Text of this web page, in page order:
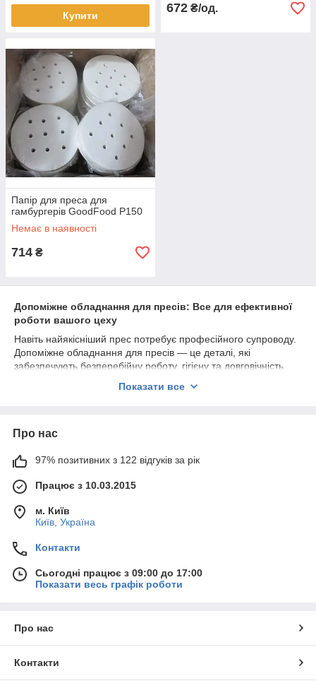
Купити
672 ₴/од.
Папір для преса для
гамбургерів GoodFood P150
Немає в наявності
714 ₴
Допоміжне обладнання для пресів: Все для ефективної
роботи вашого цеху
Навіть найякісніший прес потребує професійного супроводу.
Допоміжне обладнання для пресів — це деталі, які
забезпечують безперебійну роботу, гігієну та довговічність
лише підвищують продуктивність, але й значно продовжують
ідеальних котлет
продукції
Зʼємні панелі та кришки
обслуговування
Протиударні накладки
Ключові переваги використання:
Показати все
Про нас
97% позитивних з 122 відгуків за рік
Працює з 10.03.2015
м. Київ
Київ, Україна
Контакти
Сьогодні працює з 09:00 до 17:00
Показати весь графік роботи
Про нас
Контакти